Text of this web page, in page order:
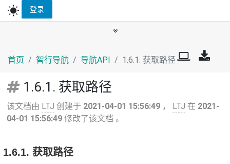
wb_sunny 登录
首页 智行导航 导航API 1.6.1. 获取路径
1.6.1. 获取路径
该文档由 LTJ 创建于 2021-04-01 15:56:49 ， LTJ 在 2021-
04-01 15:56:49 修改了该文档 。
1.6.1. 获取路径